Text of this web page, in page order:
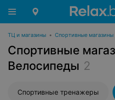
ТЦ и магазины • Спортивные магазины
Спортивные
Велосипеды 2
Спортивные тренажеры